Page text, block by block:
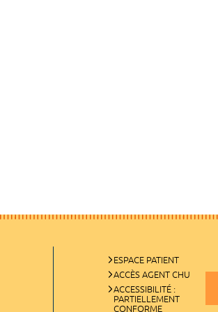
ESPACE PATIENT
ACCÈS AGENT CHU
ACCESSIBILITÉ :
PARTIELLEMENT
CONFORME